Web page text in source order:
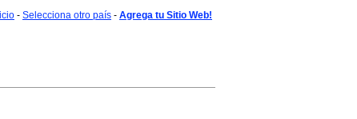
- Selecciona otro país - Agrega tu Sitio Web!